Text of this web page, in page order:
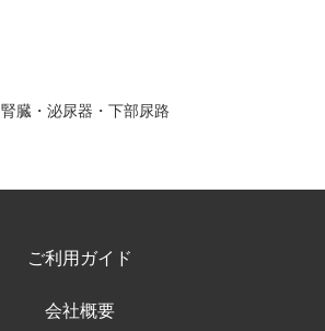
腎臓・泌尿器・下部尿路
ご利用ガイド
会社概要